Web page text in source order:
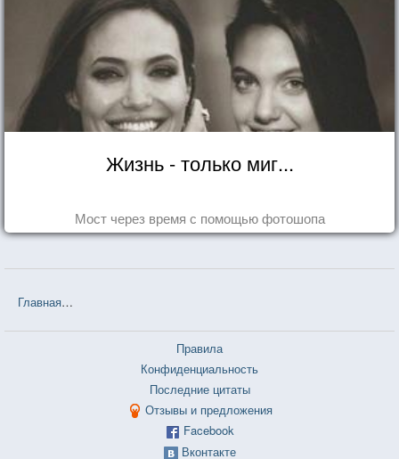
Жизнь - только миг...
Мост через время с помощью фотошопа
Главная
Правила
Конфиденциальность
Последние цитаты
Отзывы и предложения
Facebook
Вконтакте